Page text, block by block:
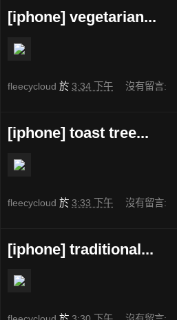
[iphone] vegetarian...
fleecycloud 於 3:34 下午 沒有留言:
[iphone] toast tree...
fleecycloud 於 3:33 下午 沒有留言:
[iphone] traditional...